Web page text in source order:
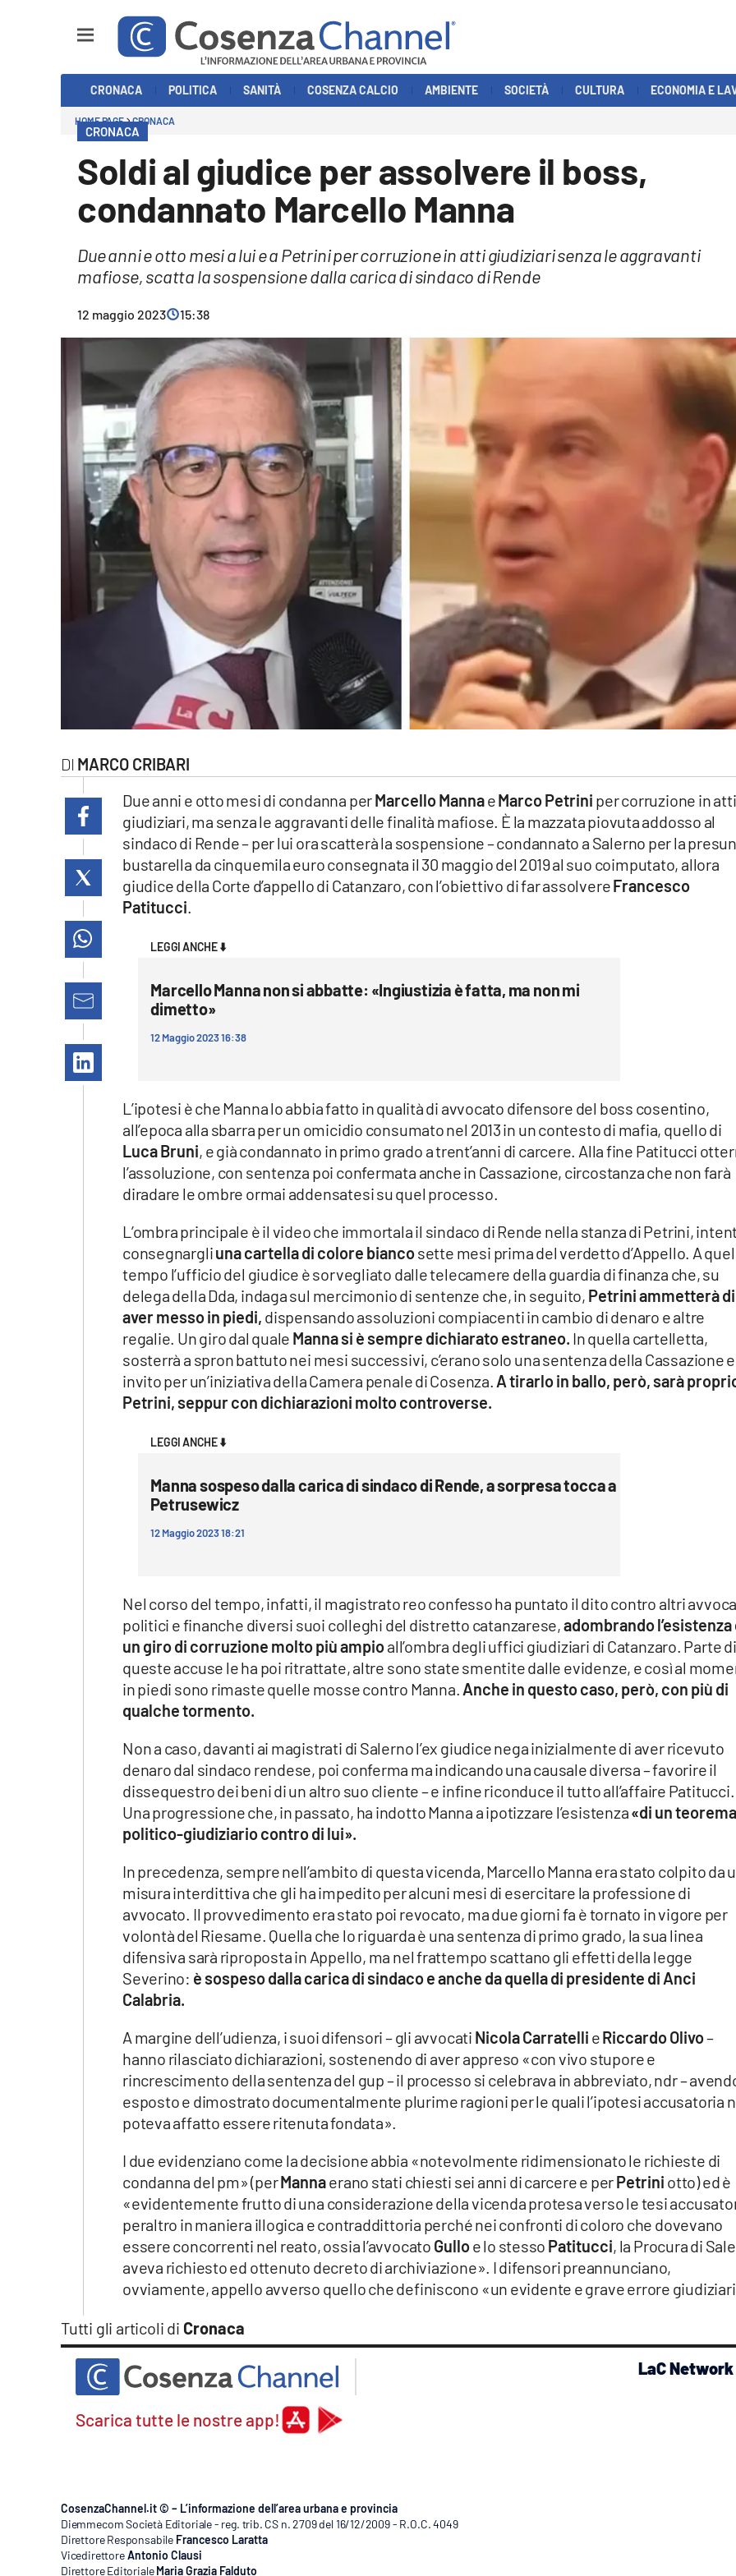
Economia e Lavoro
cosenzachannel.it
lacapitalenews.it
Vai
CRONACA POLITICA SANITÀ COSENZA CALCIO AMBIENTE SOCIETÀ CULTURA ECONOMIA E
HOME PAGE CRONACA
CRONACA
Soldi al giudice per assolvere il boss,
condannato Marcello Manna
Due anni e otto mesi a lui e a Petrini per corruzione in atti giudiziari senza le aggravanti
mafiose, scatta la sospensione dalla carica di sindaco di Rende
12 maggio 2023 15:38
MARCO CRIBARI
Tutti gli articoli di Cronaca
Due anni e otto mesi di condanna perMarcello MannaeMarco Petrini per corruzione in atti
giudiziari, ma senza le aggravanti delle finalità mafiose. È la mazzata piovuta addosso al
sindaco di Rende – per lui ora scatterà la sospensione – condannato a Salerno per la
bustarella da cinquemila euro consegnata il 30 maggio del 2019 al suo coimputato, allora
giudice della Corte d’appello di Catanzaro, con l’obiettivo di far assolvereFrancesco
Patitucci.
LEGGI ANCHE ⬇️
Marcello Manna non si abbatte: «Ingiustizia è fatta, ma non mi
dimetto»
12 Maggio 2023 16:38
L’ipotesi è che Manna lo abbia fatto in qualità di avvocato difensore del boss cosentino,
all’epoca alla sbarra per un omicidio consumato nel 2013 in un contesto di mafia, quello di
Luca Bruni, e già condannato in primo grado a trent’anni di carcere. Alla fine Patitucci
l’assoluzione, con sentenza poi confermata anche in Cassazione, circostanza che non farà
diradare le ombre ormai addensatesi su quel processo.
L’ombra principale è il video che immortala il sindaco di Rende nella stanza di Petrini,
consegnargliuna cartella di colore biancosette mesi prima del verdetto d’Appello. A quel
tempo l’ufficio del giudice è sorvegliato dalle telecamere della guardia di finanza che, su
delega della Dda, indaga sul mercimonio di sentenze che, in seguito, Petrini ammetterà di
aver messo in piedi, dispensando assoluzioni compiacenti in cambio di denaro e altre
regalie. Un giro dal quale Manna si è sempre dichiarato estraneo. In quella cartelletta,
sosterrà a spron battuto nei mesi successivi, c’erano solo una sentenza della Cassazione
invito per un’iniziativa della Camera penale di Cosenza. A tirarlo in ballo, però, sarà
Petrini, seppur con dichiarazioni molto controverse.
LEGGI ANCHE ⬇️
Manna sospeso dalla carica di sindaco di Rende, a sorpresa tocca a
Petrusewicz
12 Maggio 2023 18:21
Nel corso del tempo, infatti, il magistrato reo confesso ha puntato il dito contro altri
politici e finanche diversi suoi colleghi del distretto catanzarese,adombrando l’esistenza
un giro di corruzione molto più ampioall’ombra degli uffici giudiziari di Catanzaro. Parte di
queste accuse le ha poi ritrattate, altre sono state smentite dalle evidenze, e così al
in piedi sono rimaste quelle mosse contro Manna. Anche in questo caso, però, con più di
qualche tormento.
Non a caso, davanti ai magistrati di Salerno l’ex giudice nega inizialmente di aver ricevuto
denaro dal sindaco rendese, poi conferma ma indicando una causale diversa – favorire il
dissequestro dei beni di un altro suo cliente – e infine riconduce il tutto all’affaire Patitucci.
Una progressione che, in passato, ha indotto Manna a ipotizzare l’esistenza«di un teorema
politico-giudiziario contro di lui».
In precedenza, sempre nell’ambito di questa vicenda, Marcello Manna era stato colpito da
misura interdittiva che gli ha impedito per alcuni mesi di esercitare la professione di
avvocato. Il provvedimento era stato poi revocato, ma due giorni fa è tornato in vigore per
volontà del Riesame. Quella che lo riguarda è una sentenza di primo grado, la sua linea
difensiva sarà riproposta in Appello, ma nel frattempo scattano gli effetti della legge
Severino: è sospeso dalla carica di sindaco e anche da quella di presidente di Anci
Calabria.
A margine dell’udienza, i suoi difensori – gli avvocati Nicola Carratelli eRiccardo Olivo–
hanno rilasciato dichiarazioni, sostenendo di aver appreso «con vivo stupore e
rincrescimento della sentenza del gup – il processo si celebrava in abbreviato, ndr –
esposto e dimostrato documentalmente plurime ragioni per le quali l’ipotesi accusatoria
poteva affatto essere ritenuta fondata».
I due evidenziano come la decisione abbia «notevolmente ridimensionato le richieste di
condanna del pm» (perMannaerano stati chiesti sei anni di carcere e perPetrini otto) ed è
«evidentemente frutto di una considerazione della vicenda protesa verso le tesi
peraltro in maniera illogica e contraddittoria perché nei confronti di coloro che dovevano
essere concorrenti nel reato, ossia l’avvocato Gulloe lo stesso Patitucci, la Procura di
aveva richiesto ed ottenuto decreto di archiviazione». I difensori preannunciano,
ovviamente, appello avverso quello che definiscono «un evidente e grave errore
Scarica tutte le nostre app!
LaC Network
CosenzaChannel.it © – L’informazione dell’area urbana e provincia
Diemmecom Società Editoriale - reg. trib. CS n. 2709 del 16/12/2009 - R.O.C. 4049
Direttore Responsabile Francesco Laratta
VicedirettoreAntonio Clausi
Direttore Editoriale Maria Grazia Falduto